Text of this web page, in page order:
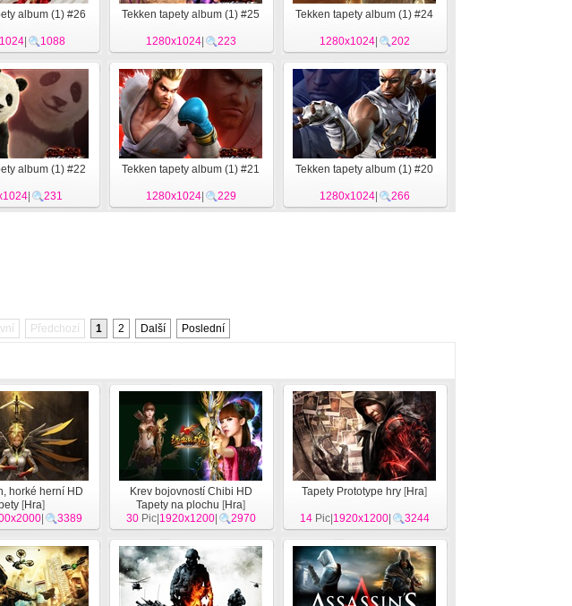
album (1) #26
1088
Tekken tapety album (1) #25
1280x1024| 223
Tekken tapety album (1) #24
1280x1024| 202
album (1) #22
| 231
Tekken tapety album (1) #21
1280x1024| 229
Tekken tapety album (1) #20
1280x1024| 266
Předchozí 1 2 Další Poslední
horké herní HD
[Hra]
| 3389
Krev bojovností Chibi HD
Tapety na plochu [Hra]
30Pic| 1920x1200| 2970
Tapety Prototype hry [Hra]
14Pic| 1920x1200| 3244